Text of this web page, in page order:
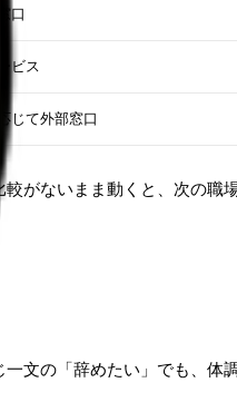
口
ビス
じて外部窓口
がないまま動くと、次の職
文の「辞めたい」でも、体